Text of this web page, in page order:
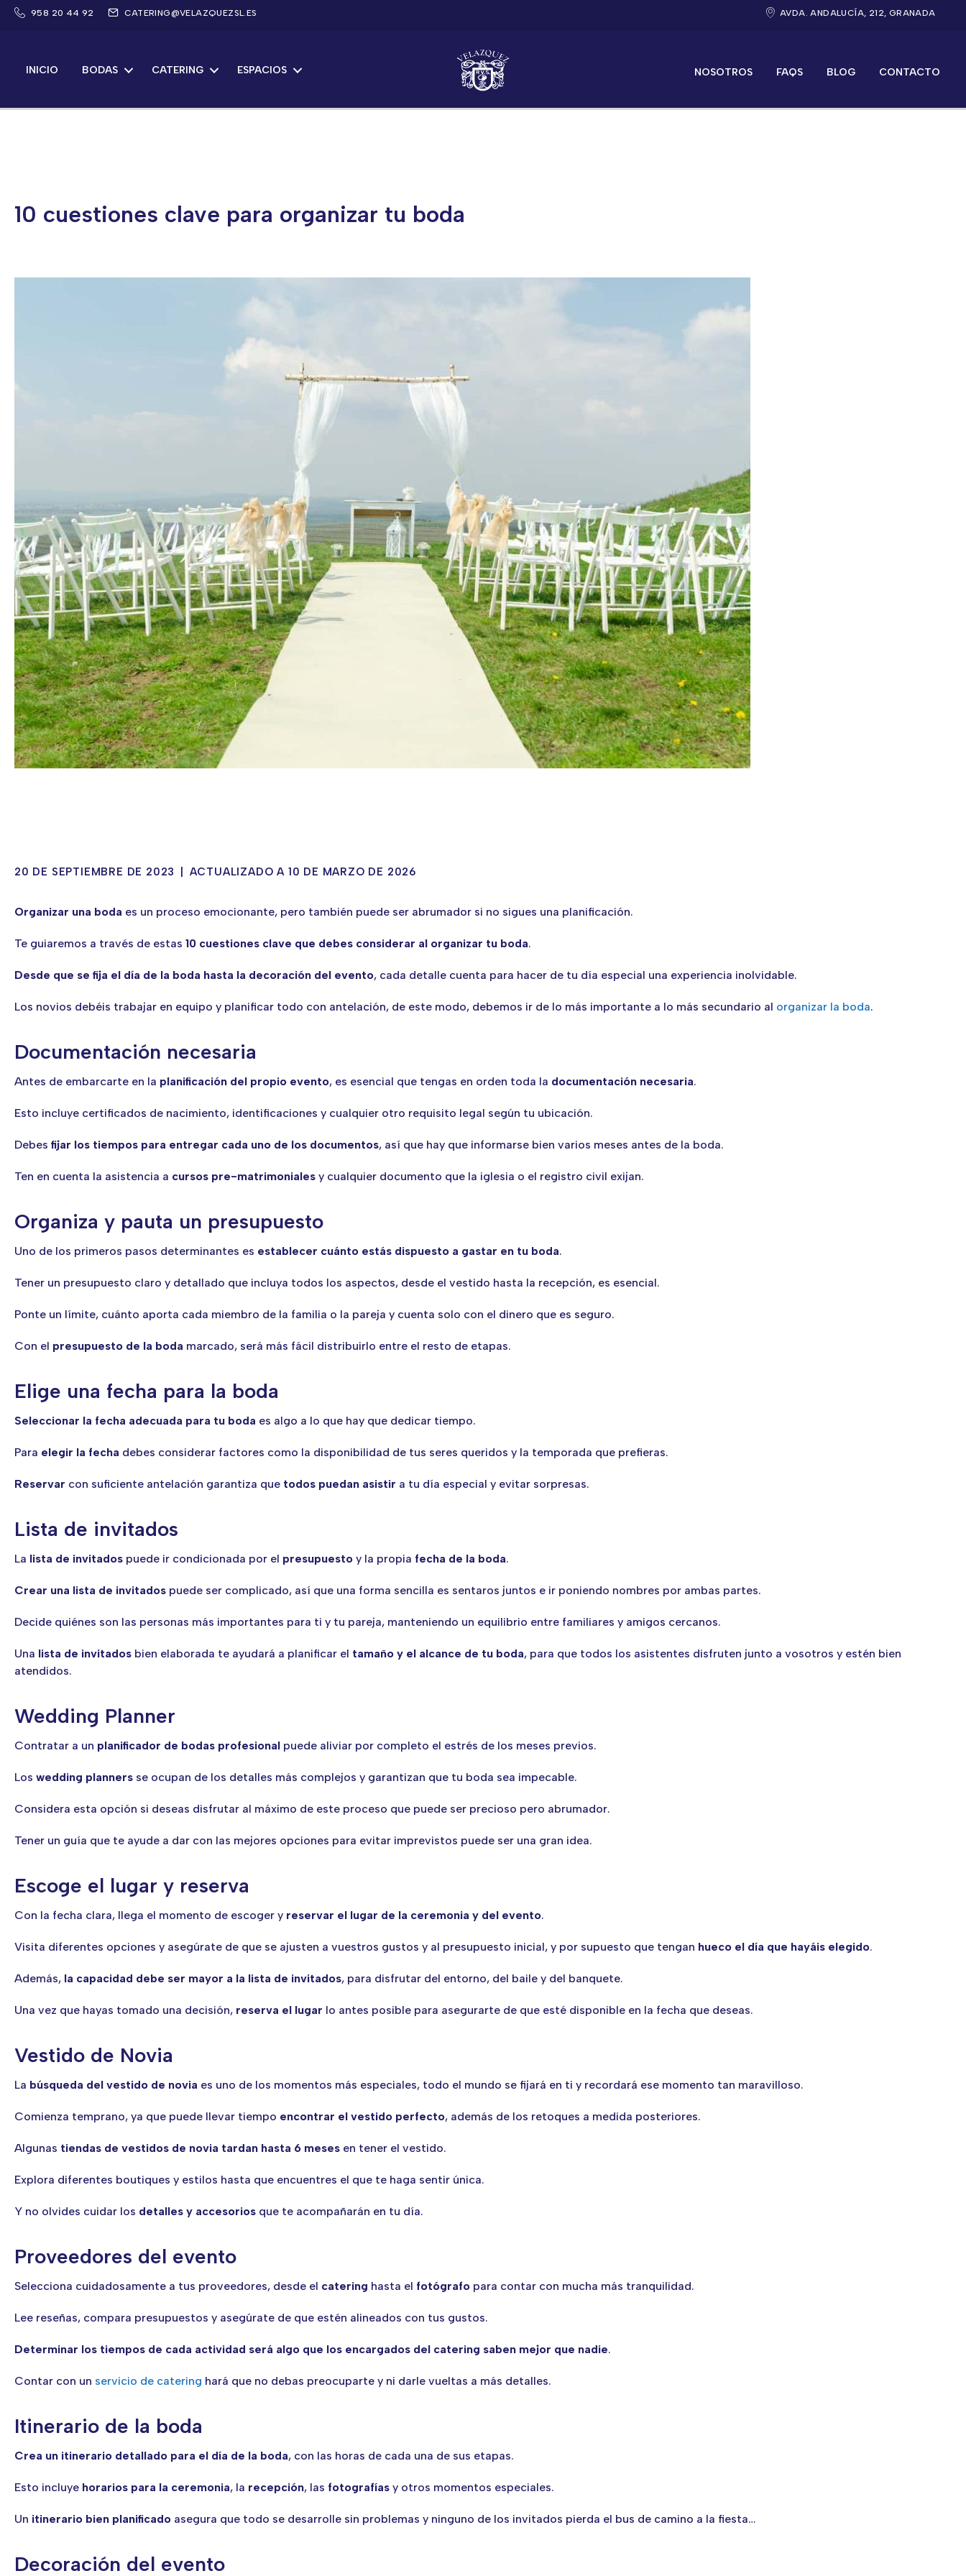
Saltar958 20 44 92 CATERING@VELAZQUEZSL.ES AVDA. ANDALUCÍA, 212, GRANADA
INICIO BODAS CATERING ESPACIOS NOSOTROS FAQS BLOG CONTACTO
10 cuestiones clave para organizar tu boda
20 DE SEPTIEMBRE DE 2023 ACTUALIZADO A 10 DE MARZO DE 2026
Organizar una boda es un proceso emocionante, pero también puede ser abrumador si no sigues una planificación.
Te guiaremos a través de estas 10 cuestiones clave que debes considerar al organizar tu boda.
Desde que se fija el día de la boda hasta la decoración del evento, cada detalle cuenta para hacer de tu día especial una experiencia inolvidable.
Los novios debéis trabajar en equipo y planificar todo con antelación, de este modo, debemos ir de lo más importante a lo más secundario al organizar la boda.
Documentación necesaria
Antes de embarcarte en la planificación del propio evento, es esencial que tengas en orden toda la documentación necesaria.
Esto incluye certificados de nacimiento, identificaciones y cualquier otro requisito legal según tu ubicación.
Debes fijar los tiempos para entregar cada uno de los documentos, así que hay que informarse bien varios meses antes de la boda.
Ten en cuenta la asistencia a cursos pre-matrimoniales y cualquier documento que la iglesia o el registro civil exijan.
Organiza y pauta un presupuesto
Uno de los primeros pasos determinantes es establecer cuánto estás dispuesto a gastar en tu boda.
Tener un presupuesto claro y detallado que incluya todos los aspectos, desde el vestido hasta la recepción, es esencial.
Ponte un límite, cuánto aporta cada miembro de la familia o la pareja y cuenta solo con el dinero que es seguro.
Con el presupuesto de la boda marcado, será más fácil distribuirlo entre el resto de etapas.
Elige una fecha para la boda
Seleccionar la fecha adecuada para tu boda es algo a lo que hay que dedicar tiempo.
Para elegir la fecha debes considerar factores como la disponibilidad de tus seres queridos y la temporada que prefieras.
Reservar con suficiente antelación garantiza que todos puedan asistir a tu día especial y evitar sorpresas.
Lista de invitados
La lista de invitados puede ir condicionada por el presupuesto y la propia fecha de la boda.
Crear una lista de invitados puede ser complicado, así que una forma sencilla es sentaros juntos e ir poniendo nombres por ambas partes.
Decide quiénes son las personas más importantes para ti y tu pareja, manteniendo un equilibrio entre familiares y amigos cercanos.
Una lista de invitados bien elaborada te ayudará a planificar el tamaño y el alcance de tu boda, para que todos los asistentes disfruten junto a vosotros y estén bien
atendidos.
Wedding Planner
Contratar a un planificador de bodas profesional puede aliviar por completo el estrés de los meses previos.
Los wedding planners se ocupan de los detalles más complejos y garantizan que tu boda sea impecable.
Considera esta opción si deseas disfrutar al máximo de este proceso que puede ser precioso pero abrumador.
Tener un guía que te ayude a dar con las mejores opciones para evitar imprevistos puede ser una gran idea.
Escoge el lugar y reserva
Con la fecha clara, llega el momento de escoger y reservar el lugar de la ceremonia y del evento.
Visita diferentes opciones y asegúrate de que se ajusten a vuestros gustos y al presupuesto inicial, y por supuesto que tengan hueco el día que hayáis elegido.
Además, la capacidad debe ser mayor a la lista de invitados, para disfrutar del entorno, del baile y del banquete.
Una vez que hayas tomado una decisión, reserva el lugar lo antes posible para asegurarte de que esté disponible en la fecha que deseas.
Vestido de Novia
La búsqueda del vestido de novia es uno de los momentos más especiales, todo el mundo se fijará en ti y recordará ese momento tan maravilloso.
Comienza temprano, ya que puede llevar tiempo encontrar el vestido perfecto, además de los retoques a medida posteriores.
Algunas tiendas de vestidos de novia tardan hasta 6 meses en tener el vestido.
Explora diferentes boutiques y estilos hasta que encuentres el que te haga sentir única.
Y no olvides cuidar los detalles y accesorios que te acompañarán en tu día.
Proveedores del evento
Selecciona cuidadosamente a tus proveedores, desde el catering hasta el fotógrafo para contar con mucha más tranquilidad.
Lee reseñas, compara presupuestos y asegúrate de que estén alineados con tus gustos.
Determinar los tiempos de cada actividad será algo que los encargados del catering saben mejor que nadie.
Contar con un servicio de catering hará que no debas preocuparte y ni darle vueltas a más detalles.
Itinerario de la boda
Crea un itinerario detallado para el día de la boda, con las horas de cada una de sus etapas.
Esto incluye horarios para la ceremonia, la recepción, las fotografías y otros momentos especiales.
Un itinerario bien planificado asegura que todo se desarrolle sin problemas y ninguno de los invitados pierda el bus de camino a la fiesta…
Decoración del evento